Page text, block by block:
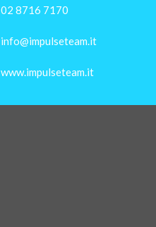
02 8716 7170
info@impulseteam.it
www.impulseteam.it